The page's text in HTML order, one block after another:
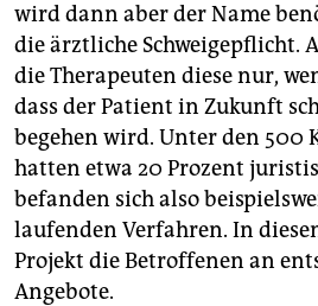
wird dann aber der Name
die ärztliche Schweigepflicht.
die Therapeuten diese nur,
dass der Patient in Zukunft
begehen wird. Unter den 500
hatten etwa 20 Prozent
befanden sich also
laufenden Verfahren. In
Projekt die Betroffenen an
Angebote.